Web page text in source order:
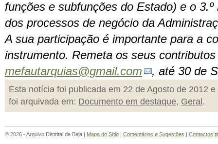
funções e subfunções do Estado) e o
dos processos de negócio da
A sua participação é importante para a
instrumento. Remeta os seus
mefautarquias@gmail.com
, até 30 de
Esta notícia foi publicada em 22 de Agosto de 2012 e
foi arquivada em: Documento em destaque, Geral .
© 2026 - Arquivo Distrital de Beja | Mapa do Sítio | Comentários e Sugestões | Contactos